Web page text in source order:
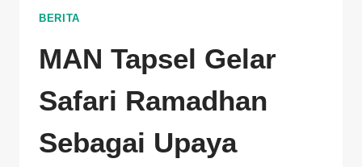
BERITA
MAN Tapsel Gelar
Safari Ramadhan
Sebagai Upaya